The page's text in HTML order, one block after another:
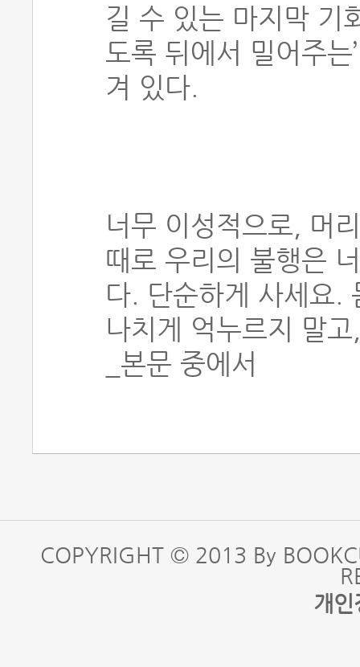
길 수 있는 마지막 기
도록 뒤에서 밀어주
겨 있다.
너무 이성적으로, 머
때로 우리의 불행은
다. 단순하게 사세요.
나치게 억누르지 말
_본문 중에서
COPYRIGHT © 2013 By
개인